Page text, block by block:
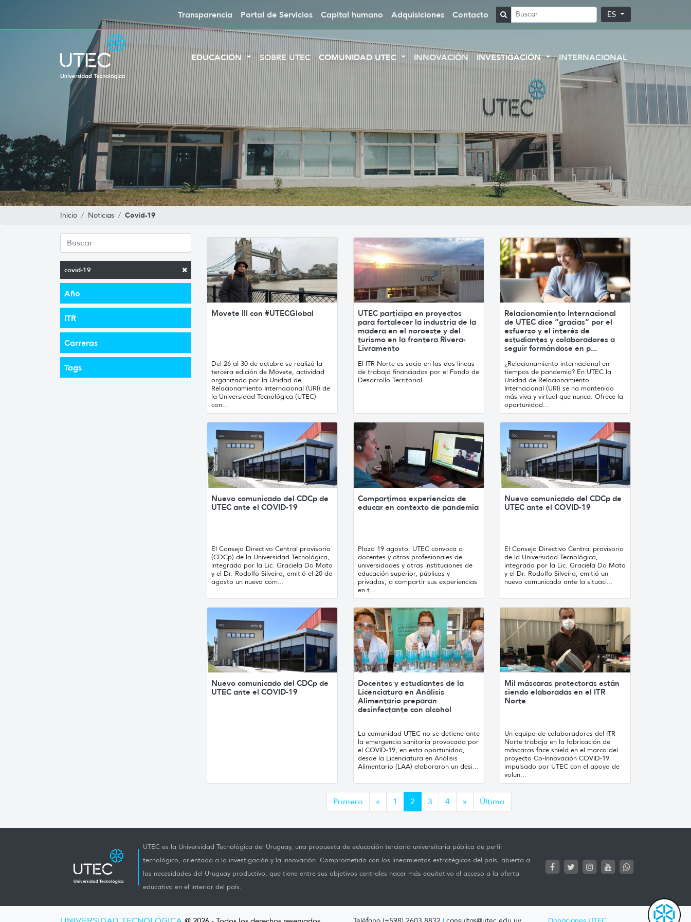
Transparencia Portal de Servicios Capital humano Adquisiciones Contacto ES
EDUCACIÓN SOBRE UTEC COMUNIDAD UTEC INNOVACIÓN INVESTIGACIÓN INTERNACIONAL
Inicio Noticias Covid-19
covid-19
Año
ITR
Carreras
Tags
Movete III con #UTECGlobal
Del 26 al 30 de octubre se realizó la
tercera edición de Movete, actividad
organizada por la Unidad de
Relacionamiento Internacional (URI) de
la Universidad Tecnológica (UTEC)
con...
UTEC participa en proyectos
para fortalecer la industria de la
madera en el noroeste y del
turismo en la frontera Rivera-
Livramento
El ITR Norte es socio en las dos líneas
de trabajo financiadas por el Fondo de
Desarrollo Territorial
Relacionamiento Internacional
de UTEC dice “gracias” por el
esfuerzo y el interés de
estudiantes y colaboradores a
seguir formándose en p...
¿Relacionamiento internacional en
tiempos de pandemia? En UTEC la
Unidad de Relacionamiento
Internacional (URI) se ha mantenido
más viva y virtual que nunca. Ofrece la
oportunidad...
Nuevo comunicado del CDCp de
UTEC ante el COVID-19
El Consejo Directivo Central provisorio
(CDCp) de la Universidad Tecnológica,
integrado por la Lic. Graciela Do Mato
y el Dr. Rodolfo Silveira, emitió el 20 de
agosto un nuevo com...
Compartimos experiencias de
educar en contexto de pandemia
Plazo 19 agosto: UTEC convoca a
docentes y otros profesionales de
universidades y otras instituciones de
educación superior, públicas y
privadas, a compartir sus experiencias
en t...
Nuevo comunicado del CDCp de
UTEC ante el COVID-19
El Consejo Directivo Central provisorio
de la Universidad Tecnológica,
integrado por la Lic. Graciela Do Mato
y el Dr. Rodolfo Silveira, emitió un
nuevo comunicado ante la situaci...
Nuevo comunicado del CDCp de
UTEC ante el COVID-19
Docentes y estudiantes de la
Licenciatura en Análisis
Alimentario preparan
desinfectante con alcohol
La comunidad UTEC no se detiene ante
la emergencia sanitaria provocada por
el COVID-19, en esta oportunidad,
desde la Licenciatura en Análisis
Alimentario (LAA) elaboraron un desi...
Mil máscaras protectoras están
siendo elaboradas en el ITR
Norte
Un equipo de colaboradores del ITR
Norte trabaja en la fabricación de
máscaras face shield en el marco del
proyecto Co-Innovación COVID-19
impulsado por UTEC con el apoyo de
volun...
Primero «Anterior
1 2 3 4 »Siguiente
Último
UTEC es la Universidad Tecnológica del Uruguay, una propuesta de educación terciaria universitaria pública de perfil
tecnológico, orientada a la investigación y la innovación. Comprometida con los lineamientos estratégicos del país, abierta a
las necesidades del Uruguay productivo, que tiene entre sus objetivos centrales hacer más equitativo el acceso a la oferta
educativa en el interior del país.